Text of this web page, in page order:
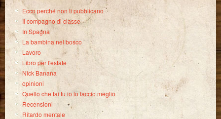
Ecco perché non ti pubblicano
Il compagno di classe
In Spagna
La bambina nel bosco
Lavoro
Libro per l'estate
Nick Banana
opinioni
Quello che fai tu io lo faccio meglio
Recensioni
Ritardo mentale